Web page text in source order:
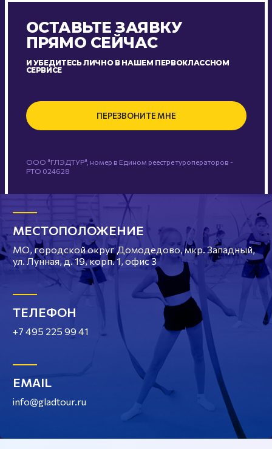
ОСТАВЬТЕ ЗАЯВКУ
ПРЯМО СЕЙЧАС
И УБЕДИТЕСЬ ЛИЧНО В НАШЕМ ПЕРВОКЛАССНОМ
СЕРВИСЕ
ПЕРЕЗВОНИТЕ МНЕ
ООО "ГЛЭДТУР", номер в Едином реестре туроператоров -
РТО 024628
МЕСТОПОЛОЖЕНИЕ
МО, городской округ Домодедово, мкр. Западный,
ул. Лунная, д. 19, корп. 1, офис 3
ТЕЛЕФОН
+7 495 225 99 41
EMAIL
info@gladtour.ru